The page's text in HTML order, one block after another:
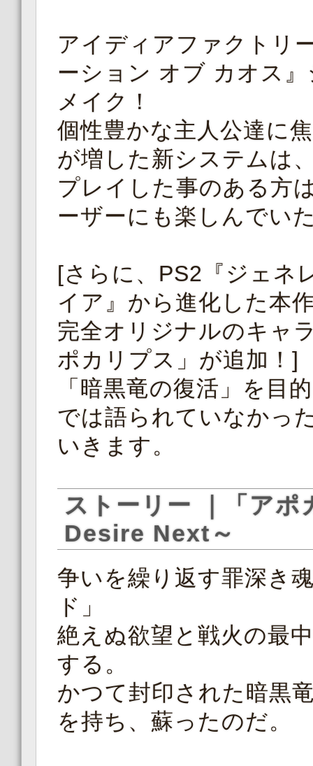
アイディアファクトリ
ーション オブ カオス
メイク！
個性豊かな主人公達に
が増した新システムは
プレイした事のある方
ーザーにも楽しんでい
[さらに、PS2『ジェネ
イア』から進化した本
完全オリジナルのキャ
ポカリプス」が追加！]
「暗黒竜の復活」を目
では語られていなかっ
いきます。
ストーリー ｜「ア
Desire Next～
争いを繰り返す罪深き
ド」
絶えぬ欲望と戦火の最
する。
かつて封印された暗黒
を持ち、蘇ったのだ。